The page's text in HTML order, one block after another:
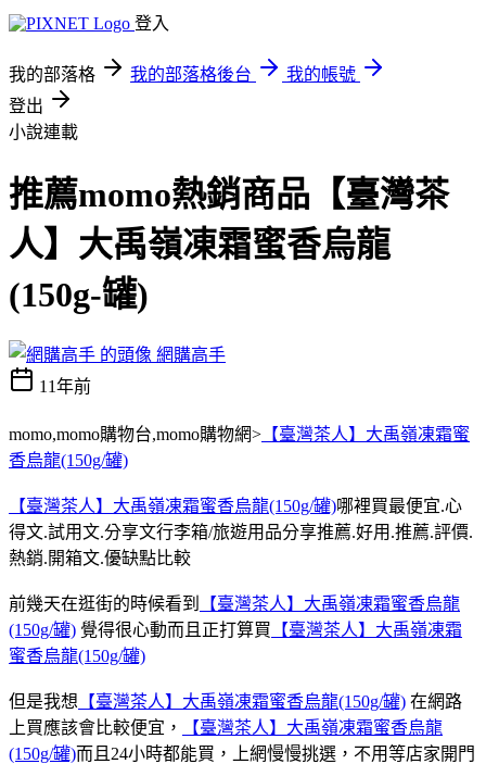
登入
我的部落格 我的部落格後台
我的帳號
登出
小說連載
推薦momo熱銷商品【臺灣茶
人】大禹嶺凍霜蜜香烏龍
(150g-罐)
網購高手
11年前
momo,momo購物台,momo購物網> 【臺灣茶人】大禹嶺凍霜蜜
香烏龍(150g/罐)
【臺灣茶人】大禹嶺凍霜蜜香烏龍(150g/罐)哪裡買最便宜.心
得文.試用文.分享文行李箱/旅遊用品分享推薦.好用.推薦.評價.
熱銷.開箱文.優缺點比較
前幾天在逛街的時候看到
【臺灣茶人】大禹嶺凍霜蜜香烏龍
(150g/罐) 覺得很心動而且正打算買 【臺灣茶人】大禹嶺凍霜
蜜香烏龍(150g/罐)
但是我想 【臺灣茶人】大禹嶺凍霜蜜香烏龍(150g/罐) 在網路
上買應該會比較便宜，
【臺灣茶人】大禹嶺凍霜蜜香烏龍
(150g/罐)而且24小時都能買，上網慢慢挑選，不用等店家開門